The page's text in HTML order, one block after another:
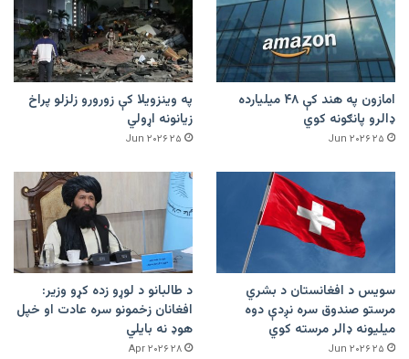
امازون په هند کې ۴۸ میلیارده
ډالرو پانګونه کوي
۲۵ Jun ۲۰۲۶
په وینزویلا کې زورورو زلزلو پراخ
زیانونه اړولي
۲۵ Jun ۲۰۲۶
سویس د افغانستان د بشري
مرستو صندوق سره نږدې دوه
میلیونه ډالر مرسته کوي
۲۵ Jun ۲۰۲۶
د طالبانو د لوړو زده کړو وزیر:
افغانان زخمونو سره عادت او خپل
هوډ نه بایلي
۲۸ Apr ۲۰۲۶